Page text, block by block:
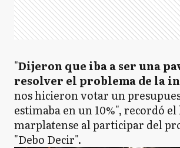
"Dijeron que iba a ser una
resolver el problema de la
nos hicieron votar un
estimaba en un 10%", recordó
marplatense al participar del
"Debo Decir".